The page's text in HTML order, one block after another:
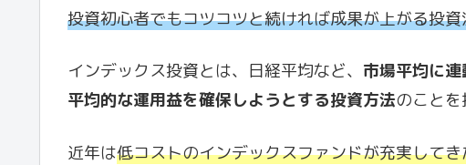
投資初心者でもコツコツと続ければ成果が上がる投
インデックス投資とは、日経平均など、 市場平均に連
平均的な運用益を確保しようとする投資方法のことを
近年は低コストのインデックスファンドが充実して